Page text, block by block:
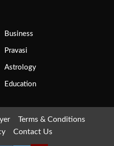
Business
Pravasi
Astrology
Education
Terms & Conditions
Contact Us